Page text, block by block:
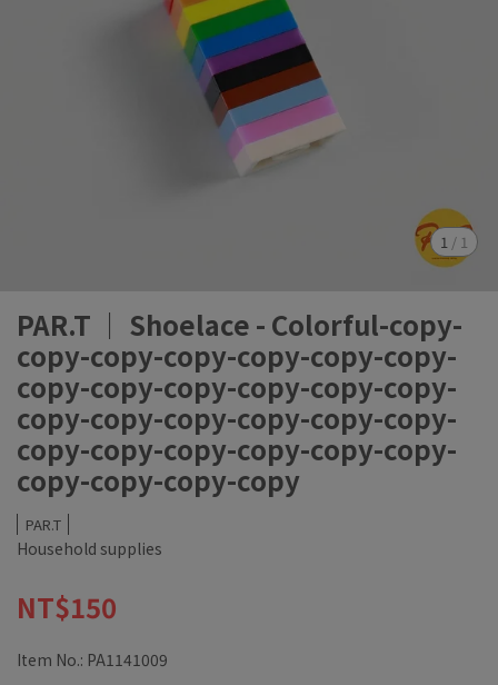
1 / 1
PAR.T ｜ Shoelace - Colorful-copy-
copy-copy-copy-copy-copy-copy-
copy-copy-copy-copy-copy-copy-
copy-copy-copy-copy-copy-copy-
copy-copy-copy-copy-copy-copy-
copy-copy-copy-copy
PAR.T
Household supplies
NT$150
Item No.: PA1141009